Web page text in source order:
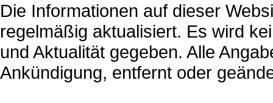
Die Informationen auf dieser
regelmäßig aktualisiert. Es wird
und Aktualität gegeben. Alle
Ankündigung, entfernt oder